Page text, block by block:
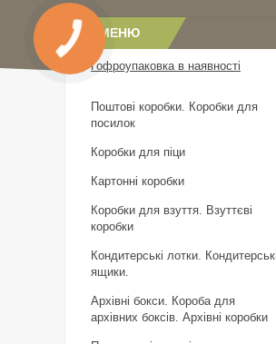
Гофроупаковка в наявності
Поштові коробки. Коробки для
посилок
Коробки для піци
Картонні коробки
Коробки для взуття. Взуттєві
коробки
Кондитерські лотки. Кондитерські
ящики.
Архівні бокси. Короба для
архівних боксів. Архівні коробки